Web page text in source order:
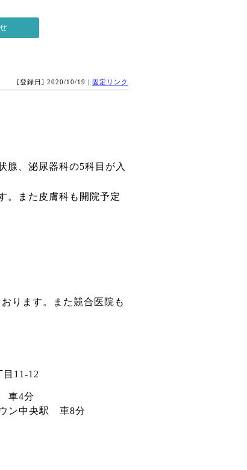
[登録日] 2020/10/19 | 固定リンク
腺、泌尿器科の5科目が入
。また皮膚科も開院予定
ります。また競合医院も
11-12
車4分
中央駅 車8分